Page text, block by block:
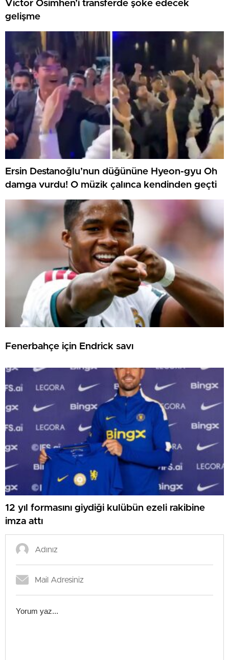
Victor Osimhen’i transferde şoke edecek
gelişme
Ersin Destanoğlu’nun düğününe Hyeon-gyu Oh
damga vurdu! O müzik çalınca kendinden geçti
Fenerbahçe için Endrick savı
12 yıl formasını giydiği kulübün ezeli rakibine
imza attı